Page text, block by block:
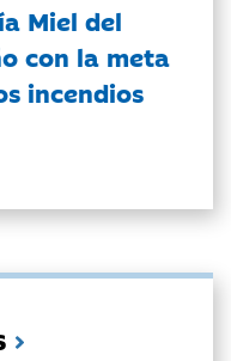
Miel del
con la meta
incendios